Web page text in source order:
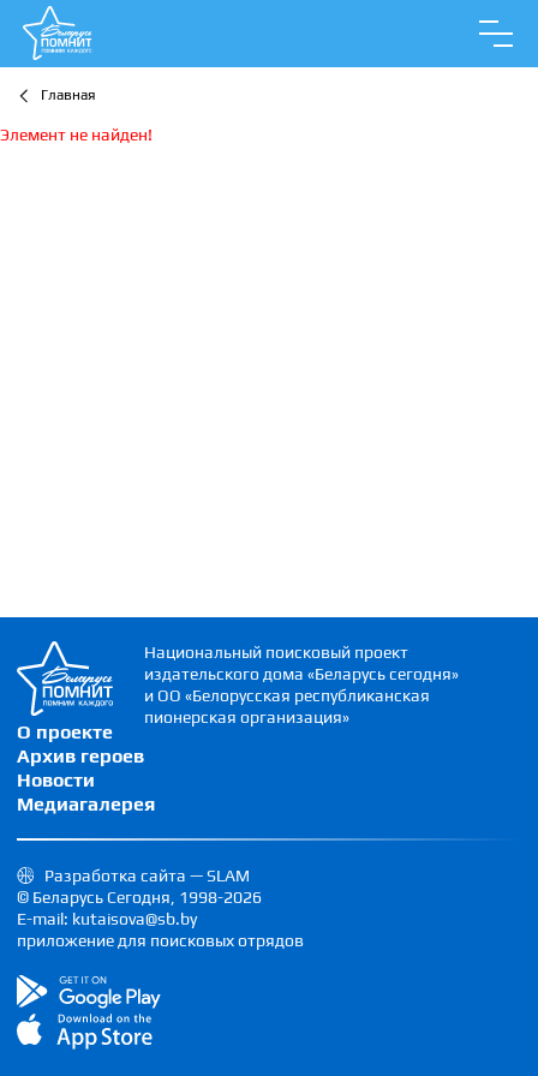
Главная
Элемент не найден!
О проекте
Архив героев
Новости
Медиагалерея
Национальный поисковый проект
издательского дома «Беларусь сегодня»
и ОО «Белорусская республиканская
пионерская организация»
Разработка сайта — SLAM
© Беларусь Сегодня, 1998-2026
E-mail: kutaisova@sb.by
приложение для поисковых отрядов